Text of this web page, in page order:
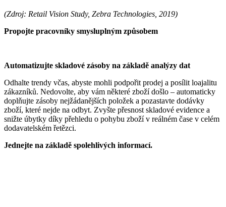
(Zdroj: Retail Vision Study, Zebra Technologies, 2019)
Propojte pracovníky smysluplným způsobem
Automatizujte skladové zásoby na základě analýzy dat
Odhalte trendy včas, abyste mohli podpořit prodej a posílit loajalitu
zákazníků. Nedovolte, aby vám některé zboží došlo – automaticky
doplňujte zásoby nejžádanějších položek a pozastavte dodávky
zboží, které nejde na odbyt. Zvyšte přesnost skladové evidence a
snižte úbytky díky přehledu o pohybu zboží v reálném čase v celém
dodavatelském řetězci.
Jednejte na základě spolehlivých informací.